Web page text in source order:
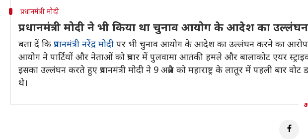
प्रधानमंत्री मोदी
प्रधानमंत्री मोदी ने भी किया था चुनाव आयोग के आदेश का उल्लंघन
बता दें कि प्रधानमंत्री नरेंद्र मोदी पर भी चुनाव आयोग के आदेश का उल्लंघन करने का आरोप
आयोग ने पार्टियों और नेताओं को प्रचार में पुलवामा आतंकी हमले और बालाकोट एयर
इसका उल्लंघन करते हुए प्रधानमंत्री मोदी ने 9 अप्रैल को महाराष्ट्र के लातूर में पहली
थे।